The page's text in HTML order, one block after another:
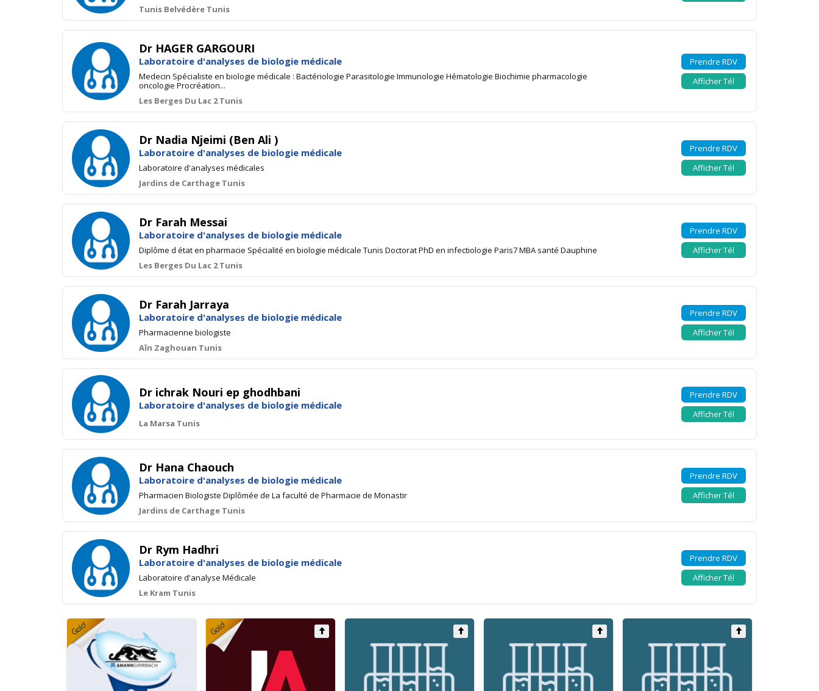
Tunis Belvédère Tunis
Dr HAGER GARGOURI
Laboratoire d'analyses de biologie médicale
Medecin Spécialiste en biologie médicale : Bactériologie Parasitologie Immunologie Hématologie Biochimie pharmacologie
oncologie Procréation...
Les Berges Du Lac 2 Tunis
Prendre RDV
Afficher Tél
Dr Nadia Njeimi (Ben Ali )
Laboratoire d'analyses de biologie médicale
Laboratoire d'analyses médicales
Jardins de Carthage Tunis
Prendre RDV
Afficher Tél
Dr Farah Messai
Laboratoire d'analyses de biologie médicale
Diplôme d état en pharmacie Spécialité en biologie médicale Tunis Doctorat PhD en infectiologie Paris7 MBA santé Dauphine
Les Berges Du Lac 2 Tunis
Prendre RDV
Afficher Tél
Dr Farah Jarraya
Laboratoire d'analyses de biologie médicale
Pharmacienne biologiste
Aîn Zaghouan Tunis
Prendre RDV
Afficher Tél
Dr ichrak Nouri ep ghodhbani
Laboratoire d'analyses de biologie médicale
La Marsa Tunis
Prendre RDV
Afficher Tél
Dr Hana Chaouch
Laboratoire d'analyses de biologie médicale
Pharmacien Biologiste Diplômée de La faculté de Pharmacie de Monastir
Jardins de Carthage Tunis
Prendre RDV
Afficher Tél
Dr Rym Hadhri
Laboratoire d'analyses de biologie médicale
Laboratoire d'analyse Médicale
Le Kram Tunis
Prendre RDV
Afficher Tél